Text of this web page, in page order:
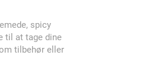
spicy
til at tage dine
tilbehør eller